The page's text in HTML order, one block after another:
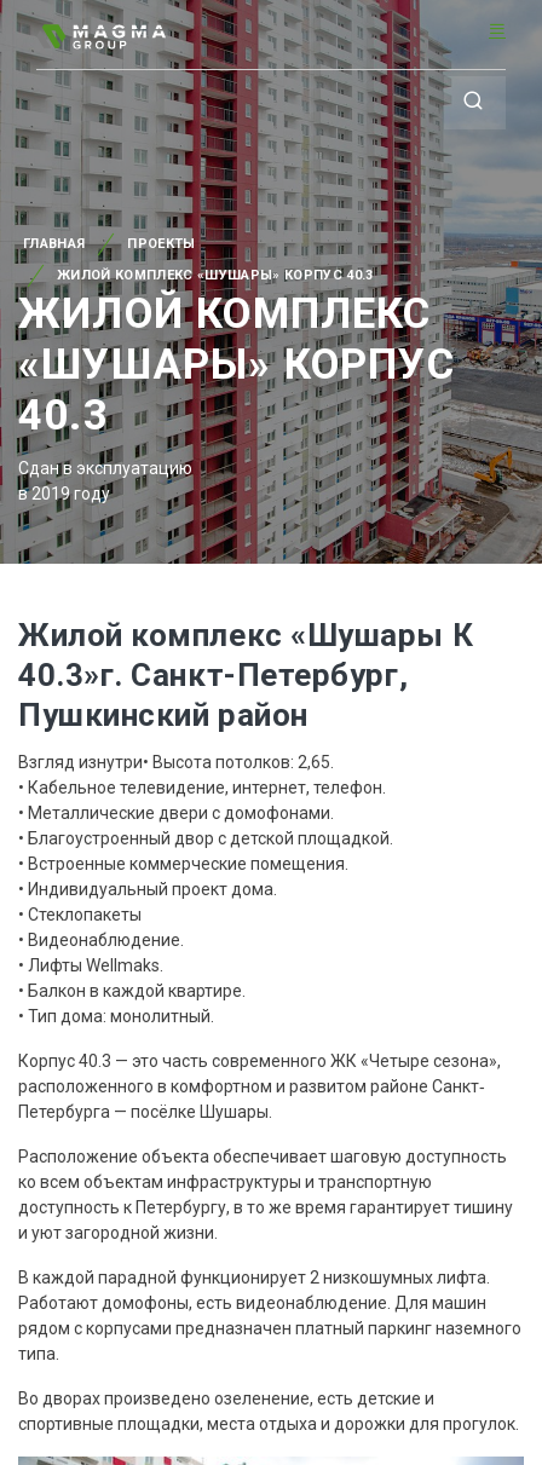
ГЛАВНАЯ
ПРОЕКТЫ
ЖИЛОЙ КОМПЛЕКС «ШУШАРЫ» КОРПУС 40.3
ЖИЛОЙ КОМПЛЕКС
«ШУШАРЫ» КОРПУС
40.3
Сдан в эксплуатацию
в 2019 году
Жилой комплекс «Шушары К
40.3»г. Санкт-Петербург,
Пушкинский район
Взгляд изнутри• Высота потолков: 2,65.
• Кабельное телевидение, интернет, телефон.
• Металлические двери с домофонами.
• Благоустроенный двор с детской площадкой.
• Встроенные коммерческие помещения.
• Индивидуальный проект дома.
• Стеклопакеты
• Видеонаблюдение.
• Лифты Wellmaks.
• Балкон в каждой квартире.
• Тип дома: монолитный.
Корпус 40.3 — это часть современного ЖК «Четыре сезона»,
расположенного в комфортном и развитом районе Санкт‐
Петербурга — посёлке Шушары.
Расположение объекта обеспечивает шаговую доступность
ко всем объектам инфраструктуры и транспортную
доступность к Петербургу, в то же время гарантирует тишину
и уют загородной жизни.
В каждой парадной функционирует 2 низкошумных лифта.
Работают домофоны, есть видеонаблюдение. Для машин
рядом с корпусами предназначен платный паркинг наземного
типа.
Во дворах произведено озеленение, есть детские и
спортивные площадки, места отдыха и дорожки для прогулок.